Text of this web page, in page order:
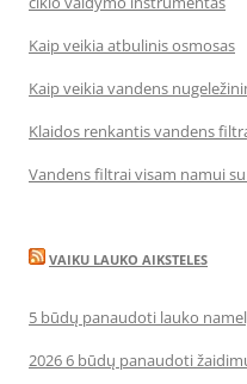
Kaip veikia atbulinis osmosas
Kaip veikia vandens
Klaidos renkantis vandens
Vandens filtrai visam namui
VAIKU LAUKO AIKSTELES
5 būdų panaudoti lauko
2026 6 būdų panaudoti